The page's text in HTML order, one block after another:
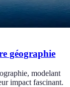
géographie
modelant
impact fascinant.